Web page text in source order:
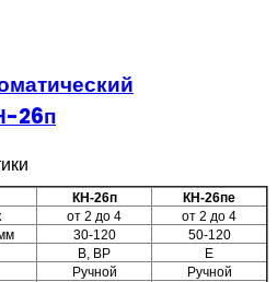
26п
КН-26п
КН-26пе
от 2 до 4
от 2 до 4
30-120
50-120
В, ВР
Е
Ручной
Ручной